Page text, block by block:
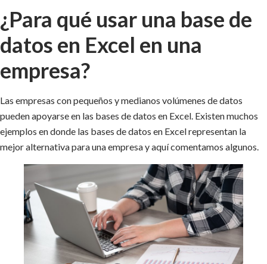
¿Para qué usar una base de
datos en Excel en una
empresa?
Las empresas con pequeños y medianos volúmenes de datos
pueden apoyarse en las bases de datos en Excel. Existen muchos
ejemplos en donde las bases de datos en Excel representan la
mejor alternativa para una empresa y aquí comentamos algunos.